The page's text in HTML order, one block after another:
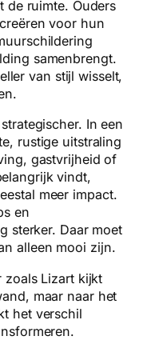
de ruimte. Ouders
voor hun
samenbrengt.
van stijl wisselt,
In een
rustige uitstraling
gastvrijheid of
vindt,
meer impact.
en
sterker. Daar moet
alleen mooi zijn.
zoals Lizart kijkt
maar naar het
het verschil